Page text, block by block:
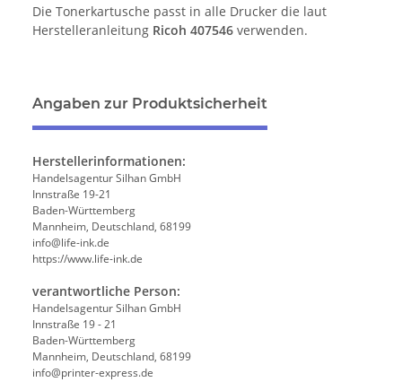
Die Tonerkartusche passt in alle Drucker die laut
Herstelleranleitung Ricoh 407546 verwenden.
Angaben zur Produktsicherheit
Herstellerinformationen:
Handelsagentur Silhan GmbH
Innstraße 19-21
Baden-Württemberg
Mannheim, Deutschland, 68199
info@life-ink.de
https://www.life-ink.de
verantwortliche Person:
Handelsagentur Silhan GmbH
Innstraße 19 - 21
Baden-Württemberg
Mannheim, Deutschland, 68199
info@printer-express.de